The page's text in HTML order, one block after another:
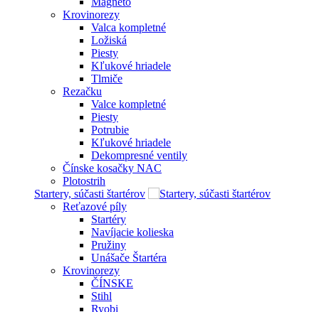
Krovinorezy
Valca kompletné
Ložiská
Piesty
Kľukové hriadele
Tlmiče
Rezačku
Valce kompletné
Piesty
Potrubie
Kľukové hriadele
Dekompresné ventily
Čínske kosačky NAC
Plotostrih
Startery, súčasti štartérov
Reťazové píly
Startéry
Navíjacie kolieska
Pružiny
Unášače Štartéra
Krovinorezy
ČÍNSKE
Stihl
Ryobi